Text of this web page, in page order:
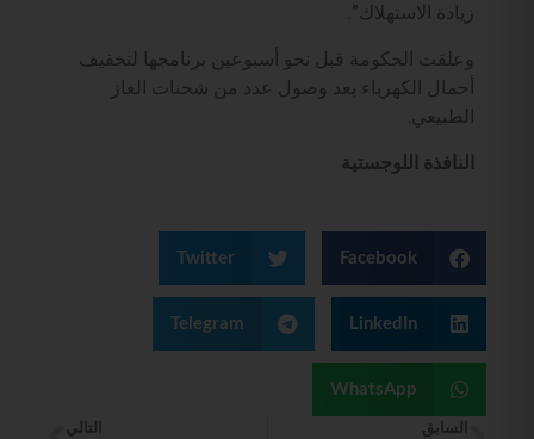
زيادة الاستهلاك”.
وعلقت الحكومة قبل نحو أسبوعين برنامجها لتخفيف
أحمال الكهرباء بعد وصول عدد من شحنات الغاز
الطبيعي.
النافذة اللوجستية
Facebook
Twitter
LinkedIn
Telegram
WhatsApp
السابق التالي